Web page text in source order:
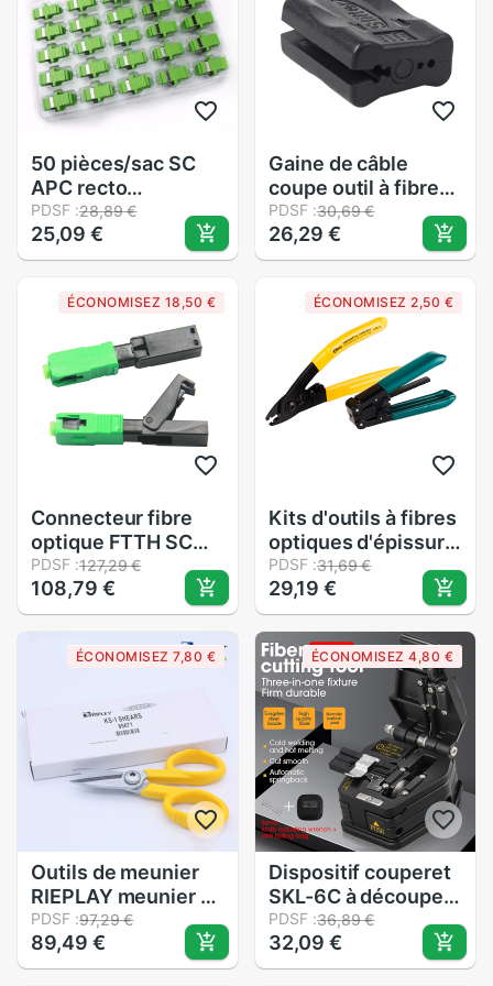
50 pièces/sac SC
APC recto
adaptateur à fibres
optiques SC APC
coupleur à fibres
fibres SC
connecteur APC
PDSF :28,89 €
25,09 €
Gaine de câble
coupe outil à fibres
optiques tube de
faisceau
longitudinal tube en
couteau
PDSF :30,69 €
26,29 €
ÉCONOMISEZ 18,50 €
Connecteur fibre
optique FTTH SC
APC, fil recouvert,
connecteur rapide
SC APC, , 100
PDSF :127,29 €
108,79 €
ÉCONOMISEZ 2,50 €
Kits d'outils à fibres
optiques d'épissure
2 en 1 FTTH CFS-2
décapant à fibres
optiques +
décapant à gaine de
câble CP-FB01
PDSF :31,69 €
29,19 €
ÉCONOMISEZ 7,80 €
Outils de meunier
RIEPLAY meunier à
fibers optiques KS-1
cisailles
Kevlar/ciseaux
PDSF :97,29 €
89,49 €
ÉCONOMISEZ 4,80 €
Dispositif couperet
SKL-6C à découper
câble fibre optique
FTTT, outil de
coupe de haute
PDSF :36,89 €
32,09 €